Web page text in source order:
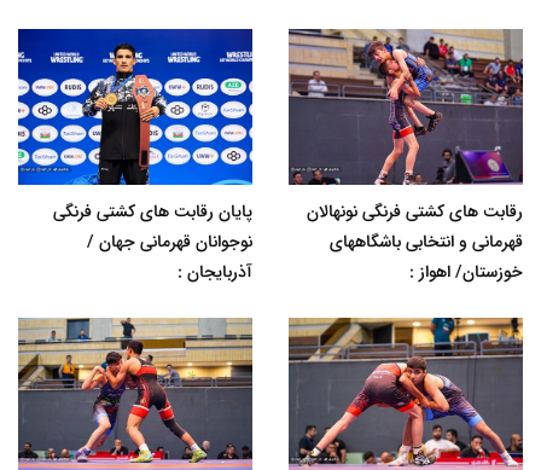
رقابت های کشتی فرنگی نونهالان
قهرمانی و انتخابی باشگاههای
خوزستان/ اهواز :
پایان رقابت های کشتی فرنگی
نوجوانان قهرمانی جهان /
آذربایجان :